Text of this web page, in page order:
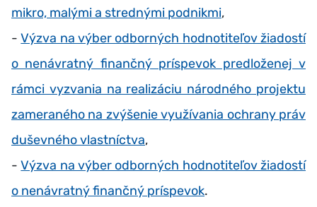
mikro, malými a strednými podnikmi,
-Výzva na výber odborných hodnotiteľov žiadostí
o nenávratný finančný príspevok predloženej v
rámci vyzvania na realizáciu národného projektu
zameraného na zvýšenie využívania ochrany práv
duševného vlastníctva,
-Výzva na výber odborných hodnotiteľov žiadostí
o nenávratný finančný príspevok.